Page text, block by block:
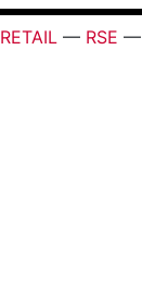
RETAIL — RSE —